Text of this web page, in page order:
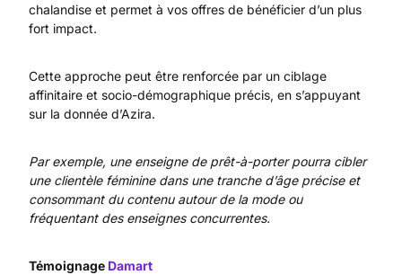
chalandise et permet à vos offres de bénéficier d’un plus
fort impact.
Cette approche peut être renforcée par un ciblage
affinitaire et socio-démographique précis, en s’appuyant
sur la donnée d’Azira.
Par exemple, une enseigne de prêt-à-porter pourra cibler
une clientèle féminine dans une tranche d’âge précise et
consommant du contenu autour de la mode ou
fréquentant des enseignes concurrentes.
Témoignage Damart